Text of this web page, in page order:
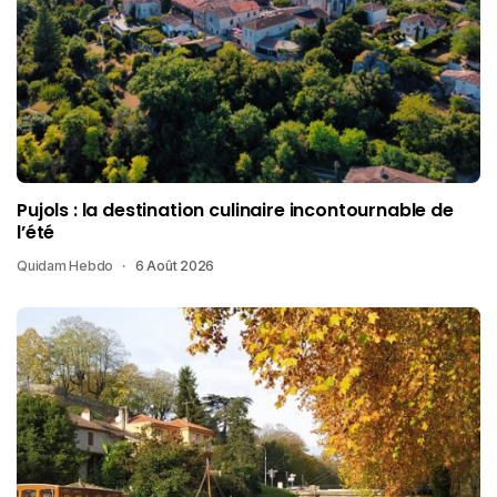
Pujols : la destination culinaire incontournable de
l’été
Quidam Hebdo 6 Août 2026